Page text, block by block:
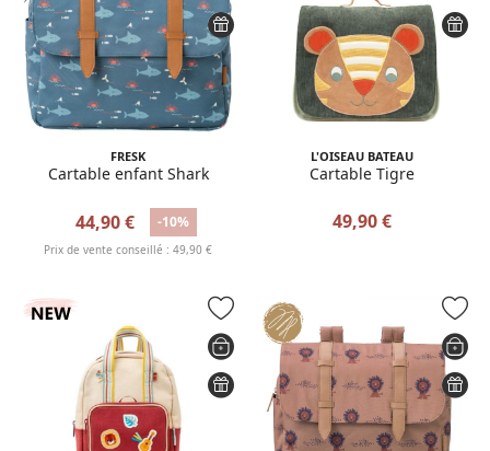
FRESK
Cartable enfant Shark
44,90 € -10%
Prix de vente conseillé : 49,90 €
L'OISEAU BATEAU
Cartable Tigre
49,90 €